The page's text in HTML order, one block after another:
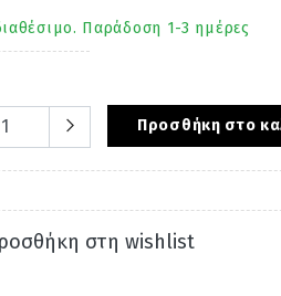
Παράδοση 1-3 ημέρες
Προσθήκη στο
στη wishlist